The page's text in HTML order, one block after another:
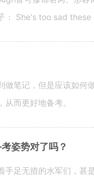
： She's too sad
做笔记，但是应该如
而更好地备考。
姿势对了吗？
手足无措的水军们，甚